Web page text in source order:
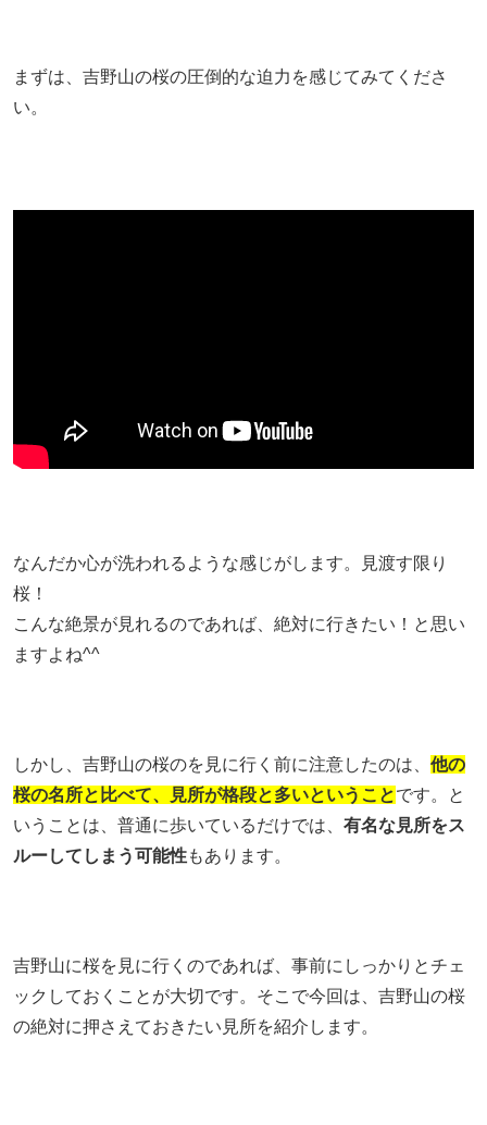
まずは、吉野山の桜の圧倒的な迫力を感じてみてくださ
い。
なんだか心が洗われるような感じがします。見渡す限り
桜！
こんな絶景が見れるのであれば、絶対に行きたい！と思い
ますよね^^
しかし、吉野山の桜のを見に行く前に注意したのは、 他の
桜の名所と比べて、見所が格段と多いということです。と
いうことは、普通に歩いているだけでは、 有名な見所をス
ルーしてしまう可能性もあります。
吉野山に桜を見に行くのであれば、事前にしっかりとチェ
ックしておくことが大切です。そこで今回は、吉野山の桜
の絶対に押さえておきたい見所を紹介します。